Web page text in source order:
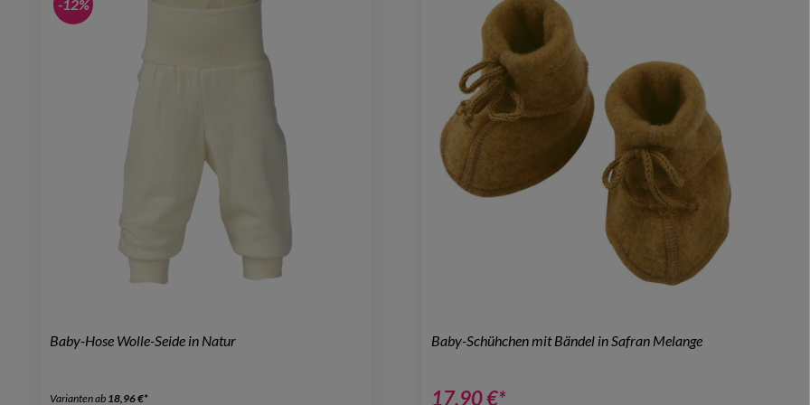
-12%
Baby-Hose Wolle-Seide in Natur
Varianten ab 18,96 €*
Baby-Schühchen mit Bändel in Safran Melange
17,90 €*